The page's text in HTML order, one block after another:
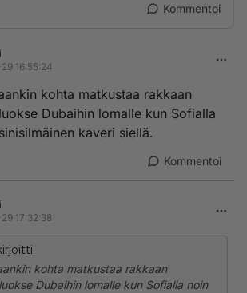
Kommentoi
16:55:24
kohta matkustaa rakkaan
Dubaihin lomalle kun Sofialla
kaveri siellä.
Kommentoi
17:32:38
kohta matkustaa rakkaan
Dubaihin lomalle kun Sofialla noin